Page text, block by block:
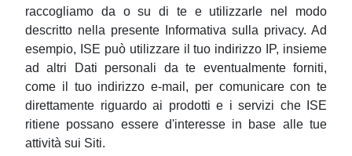
raccogliamo da o su di te e utilizzarle nel modo
descritto nella presente Informativa sulla privacy. Ad
esempio, ISE può utilizzare il tuo indirizzo IP, insieme
ad altri Dati personali da te eventualmente forniti,
come il tuo indirizzo e-mail, per comunicare con te
direttamente riguardo ai prodotti e i servizi che ISE
ritiene possano essere d'interesse in base alle tue
attività sui Siti.